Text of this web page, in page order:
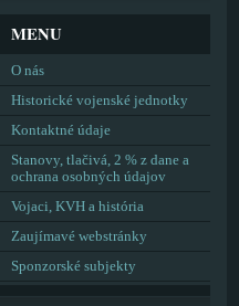
MENU
O nás
Historické vojenské jednotky
Kontaktné údaje
Stanovy, tlačivá, 2 % z dane a
ochrana osobných údajov
Vojaci, KVH a história
Zaujímavé webstránky
Sponzorské subjekty